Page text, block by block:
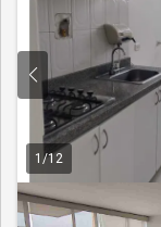
1 /12